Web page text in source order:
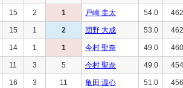
15 2 1 戸崎 圭太 54.0 462
15 1 2 団野 大成 53.0 462
14 1 1 今村 聖奈 49.0 460
11 3 5 今村 聖奈 49.0 454
16 3 11 亀田 温心 51.0 456